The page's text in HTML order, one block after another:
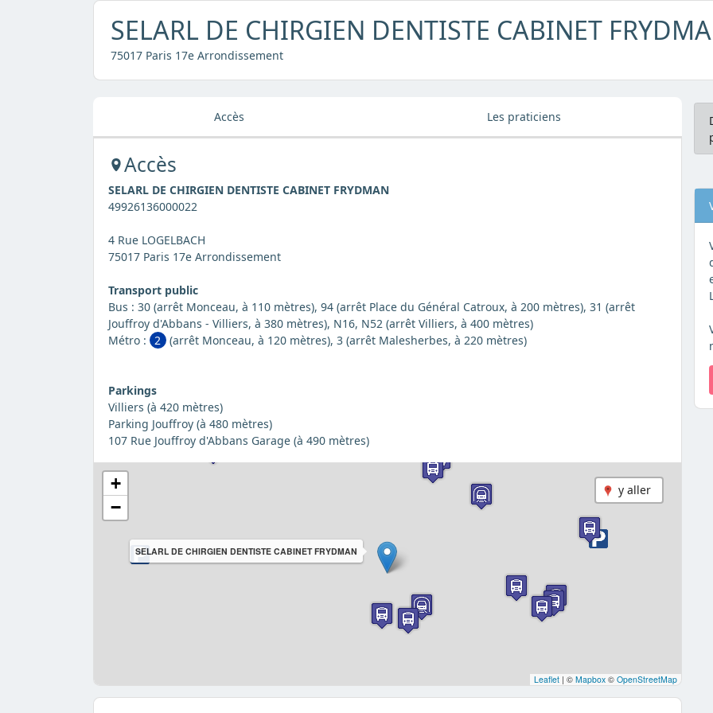
SELARL DE CHIRGIEN DENTISTE CABINET
75017 Paris 17e Arrondissement
Accès Les praticiens
Accès
SELARL DE CHIRGIEN DENTISTE CABINET FRYDMAN
49926136000022
4 Rue LOGELBACH
75017 Paris 17e Arrondissement
Transport public
Bus : 30 (arrêt Monceau, à 110 mètres), 94 (arrêt Place du Général Catroux, à 200 mètres), 31 (arrêt
Jouffroy d'Abbans - Villiers, à 380 mètres), N16, N52 (arrêt Villiers, à 400 mètres)
Métro :
2 (arrêt Monceau, à 120 mètres), 3 (arrêt Malesherbes, à 220 mètres)
Parkings
Villiers (à 420 mètres)
Parking Jouffroy (à 480 mètres)
107 Rue Jouffroy d'Abbans Garage (à 490 mètres)
y aller
SELARL DE CHIRGIEN DENTISTE CABINET FRYDMAN
+
−
Leaflet | © Mapbox © OpenStreetMap